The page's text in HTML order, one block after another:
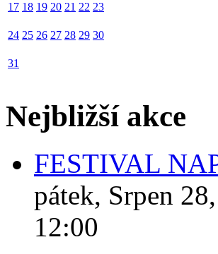
17 18 19 20 21 22 23
24 25 26 27 28 29 30
31
Nejbližší akce
FESTIVAL
pátek, Srpen
12:00